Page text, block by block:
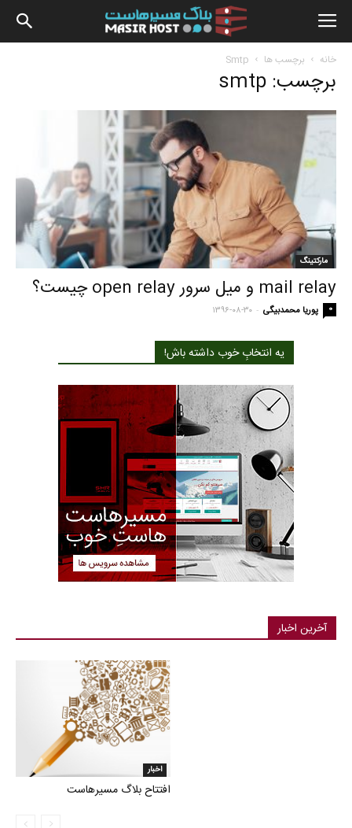
بلاگ
خانه برچسب ها Smtp
برچسب: smtp
مارکتینگ
mail relay و میل سرور open relay چیست؟
پوریا محمدبیگی - ۱۳۹۶-۰۸-۳۰ 0
یه انتخابِ خوب داشته باش!
آخرین اخبار
اخبار
افتتاح بلاگ مسیرهاست